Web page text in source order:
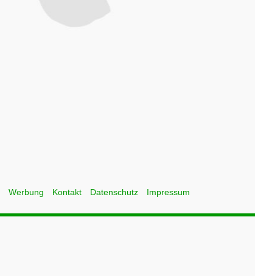
Werbung Kontakt Datenschutz Impressum